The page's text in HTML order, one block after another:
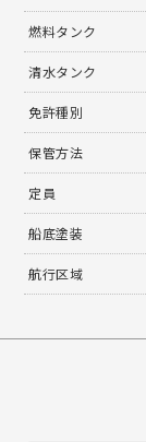
燃料タンク
清水タンク
免許種別
保管方法
定員
船底塗装
航行区域